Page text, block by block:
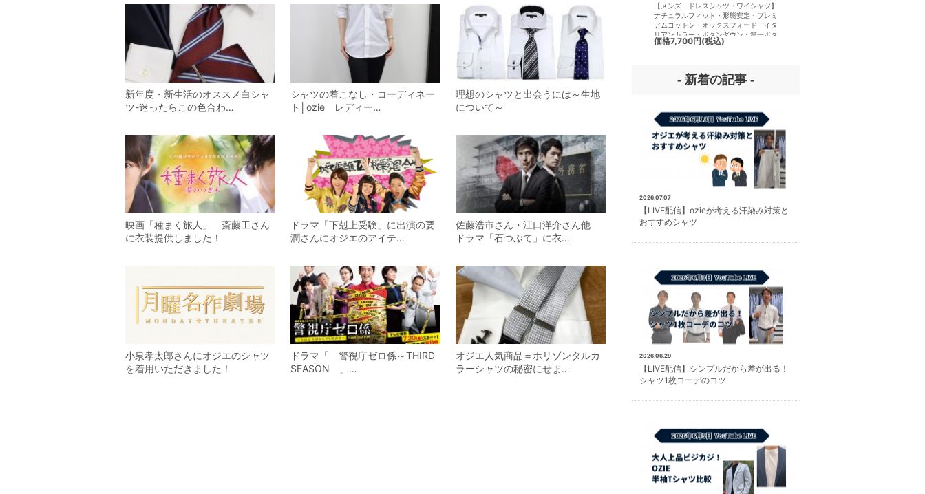
新年度・新生活のオススメ白シャ
ツ-迷ったらこの色合わ…
シャツの着こなし・コーディネー
ト│ozie レディー…
理想のシャツと出会うには～生地
について～
映画「種まく旅人」 斎藤工さん
に衣装提供しました！
ドラマ「下剋上受験」に出演の要
潤さんにオジエのアイテ…
佐藤浩市さん・江口洋介さん他
ドラマ「石つぶて」に衣…
小泉孝太郎さんにオジエのシャツ
を着用いただきました！
ドラマ「 警視庁ゼロ係～THIRD
SEASON 」…
オジエ人気商品＝ホリゾンタルカ
ラーシャツの秘密にせま…
【メンズ・ドレスシャツ・ワイシャツ】
ナチュラルフィット・プレミアムコット
ン100番手双糸・イタリアンカラー・ボ
タンダウン・第一ボタンあり・ポケット
価格 7,700円(税込)
【メンズ・ドレスシャツ・ワイシャツ】
ナチュラルフィット・形態安定・プレミ
アムコットン・オックスフォード・イタ
リアンカラー・ボタンダウン・第一ボタ
ンあり
価格7,700円(税込)
- 新着の記事 -
2026.07.07
【LIVE配信】ozieが考える汗染み対策と
おすすめシャツ
2026.06.29
【LIVE配信】シンプルだから差が出る！
シャツ1枚コーデのコツ